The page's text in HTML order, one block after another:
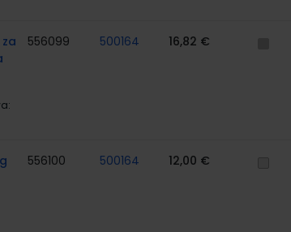
556099 500164 16,82 €
556100 500164 12,00 €